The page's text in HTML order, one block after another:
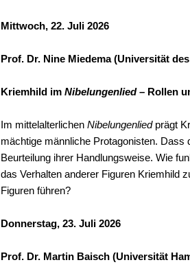
Mittwoch, 22. Juli 2026
Prof. Dr. Nine Miedema (Universität
Kriemhild im Nibelungenlied– Rollen
Im mittelalterlichen Nibelungenliedprägt
mächtige männliche Protagonisten.
Beurteilung ihrer Handlungsweise. Wie
das Verhalten anderer Figuren Kriemhild
Figuren führen?
Donnerstag, 23. Juli 2026
Prof. Dr. Martin Baisch (Universität